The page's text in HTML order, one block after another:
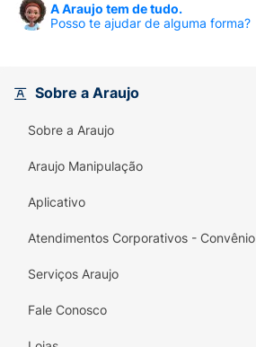
A Araujo tem de tudo.
Posso te ajudar de alguma forma?
Sobre a Araujo
Sobre a Araujo
Araujo Manipulação
Aplicativo
Atendimentos Corporativos - Convênio
Serviços Araujo
Fale Conosco